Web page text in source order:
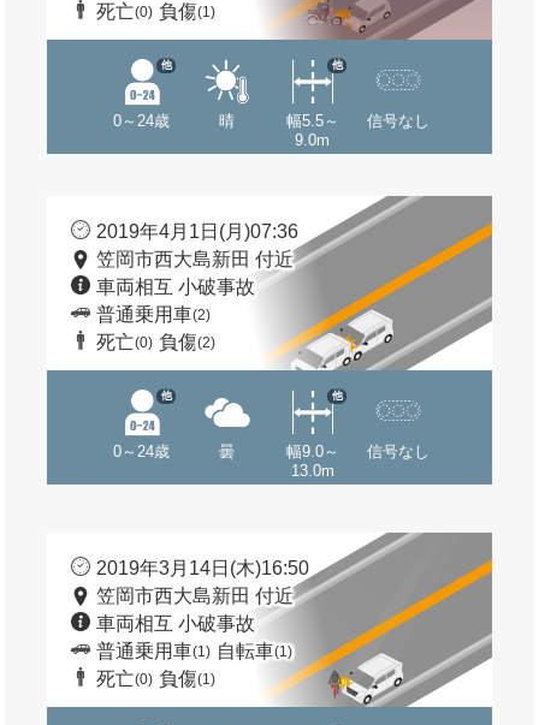
死亡(0) 負傷(1)
0～24歳
他
晴
幅5.5～
9.0m
他
信号なし
2019年4月1日(月)07:36
笠岡市西大島新田 付近
車両相互 小破事故
普通乗用車(2)
死亡(0) 負傷(2)
0～24歳
他
曇
幅9.0～
13.0m
他
信号なし
2019年3月14日(木)16:50
笠岡市西大島新田 付近
車両相互 小破事故
普通乗用車(1) 自転車(1)
死亡(0) 負傷(1)